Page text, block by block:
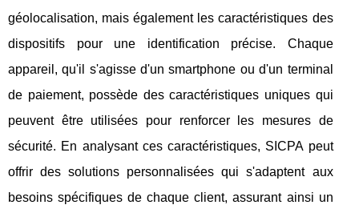
géolocalisation, mais également les caractéristiques des
dispositifs pour une identification précise. Chaque
appareil, qu'il s'agisse d'un smartphone ou d'un terminal
de paiement, possède des caractéristiques uniques qui
peuvent être utilisées pour renforcer les mesures de
sécurité. En analysant ces caractéristiques, SICPA peut
offrir des solutions personnalisées qui s'adaptent aux
besoins spécifiques de chaque client, assurant ainsi un